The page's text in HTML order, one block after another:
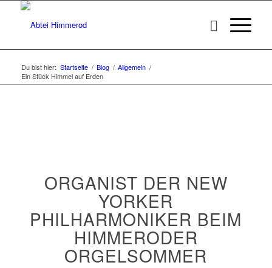
Du bist hier: Startseite / Blog / Allgemein /
Ein Stück Himmel auf Erden
ORGANIST DER NEW
YORKER
PHILHARMONIKER BEIM
HIMMERODER
ORGELSOMMER